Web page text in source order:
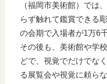
（福岡市美術館）では
らず触れて鑑賞できる
の会期で入場者が1万6
その後も、美術館や学
どで、視覚でだけでな
る展覧会や視覚に頼ら